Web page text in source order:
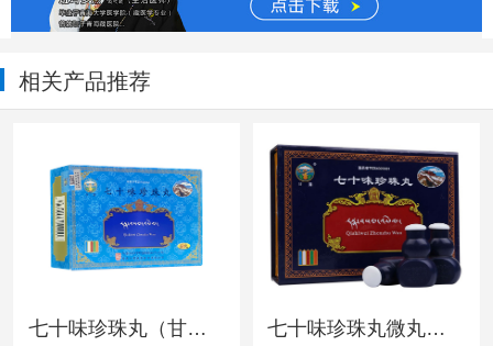
相关产品推荐
七十味珍珠丸（甘
七十味珍珠丸微丸